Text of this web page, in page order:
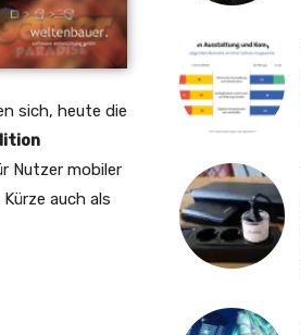
sich, heute die
Nutzer mobiler
auch als